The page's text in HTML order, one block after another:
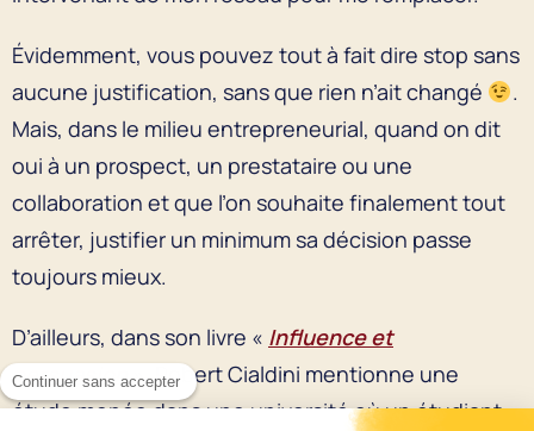
Continuer sans accepter
Évidemment, vous pouvez tout à fait dire stop sans
aucune justification, sans que rien n’ait changé
.
Mais, dans le milieu entrepreneurial, quand on dit
oui à un prospect, un prestataire ou une
collaboration et que l’on souhaite finalement tout
arrêter, justifier un minimum sa décision passe
toujours mieux.
D’ailleurs, dans son livre « Influence et
persuasion», Robert Cialdini mentionne une
étude menée dans une université où un étudiant